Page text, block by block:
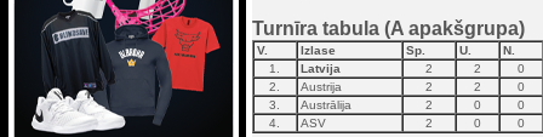
Turnīra tabula (A apakšgrupa)
V. Izlase Sp. U.
N.
1.
Latvija 2 2
0
2.
Austrija 2 2
0
3.
Austrālija 2 0
0
4.
ASV 2 0 0